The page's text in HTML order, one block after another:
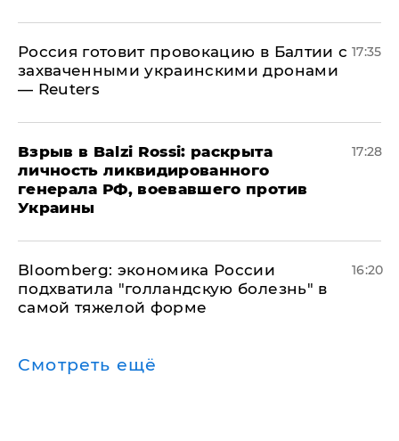
​Россия готовит провокацию в Балтии с
захваченными украинскими дронами
— Reuters
17:35
​Взрыв в Balzi Rossi: раскрыта
личность ликвидированного
генерала РФ, воевавшего против
Украины
17:28
Bloomberg: экономика России
подхватила "голландскую болезнь" в
самой тяжелой форме
16:20
Смотреть ещё